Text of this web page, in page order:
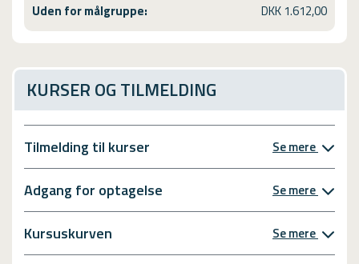
Uden for målgruppe: DKK 1.612,00
KURSER OG TILMELDING
Tilmelding til kurser Se mere
Adgang for optagelse Se mere
Kursuskurven Se mere